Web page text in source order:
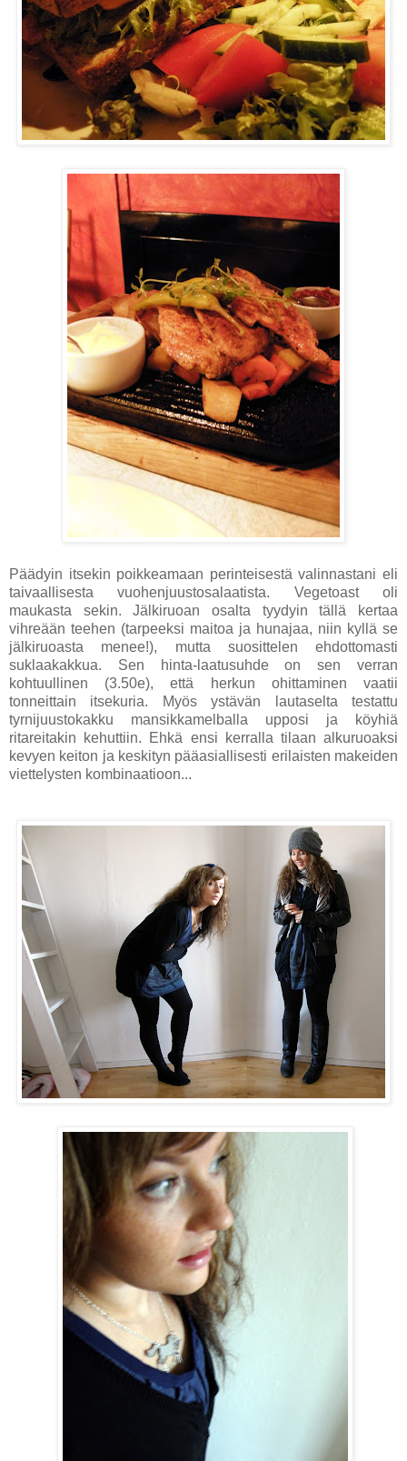
Päädyin itsekin poikkeamaan perinteisestä valinnastani eli
taivaallisesta vuohenjuustosalaatista. Vegetoast oli
maukasta sekin. Jälkiruoan osalta tyydyin tällä kertaa
vihreään teehen (tarpeeksi maitoa ja hunajaa, niin kyllä se
jälkiruoasta menee!), mutta suosittelen ehdottomasti
suklaakakkua. Sen hinta-laatusuhde on sen verran
kohtuullinen (3.50e), että herkun ohittaminen vaatii
tonneittain itsekuria. Myös ystävän lautaselta testattu
tyrnijuustokakku mansikkamelballa upposi ja köyhiä
ritareitakin kehuttiin. Ehkä ensi kerralla tilaan alkuruoaksi
kevyen keiton ja keskityn pääasiallisesti erilaisten makeiden
viettelysten kombinaatioon...